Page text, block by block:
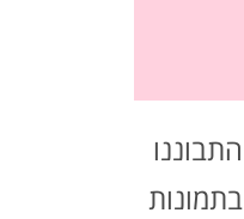
התבוננו
בתמונות